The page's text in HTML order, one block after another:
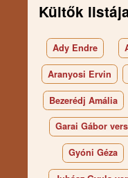
Kültők
Ady Endre
Aranyosi Ervin
Bezerédj Amália
Garai Gábor
Gyóni Géza